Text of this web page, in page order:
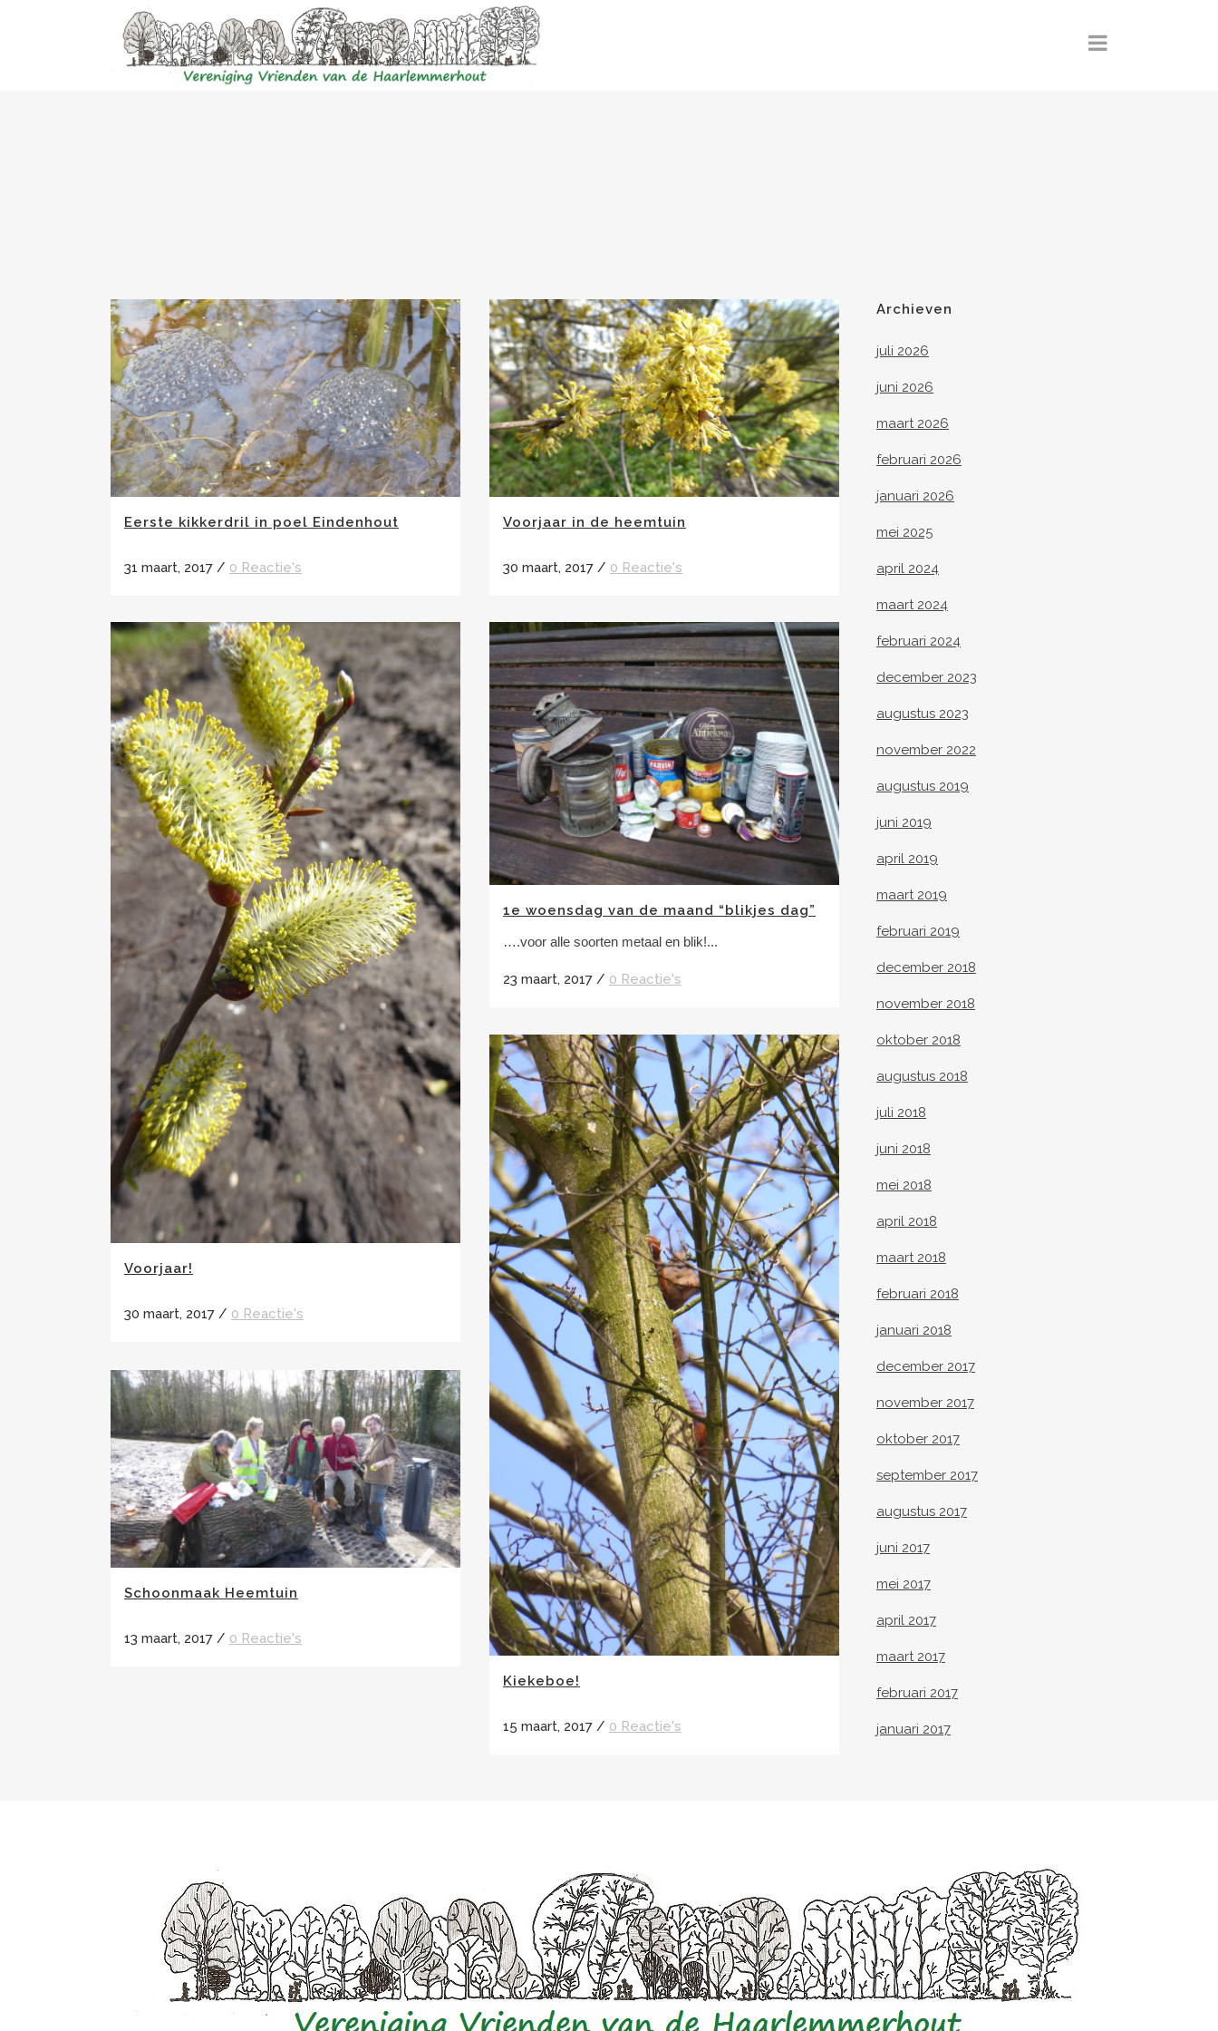
Eerste kikkerdril in poel Eindenhout
31 maart, 2017 / 0 Reactie's
Voorjaar in de heemtuin
30 maart, 2017 / 0 Reactie's
Voorjaar!
30 maart, 2017 / 0 Reactie's
1e woensdag van de maand “blikjes dag”
….voor alle soorten metaal en blik!...
23 maart, 2017 / 0 Reactie's
Kiekeboe!
15 maart, 2017 / 0 Reactie's
Schoonmaak Heemtuin
13 maart, 2017 / 0 Reactie's
Archieven
juli 2026
juni 2026
maart 2026
februari 2026
januari 2026
mei 2025
april 2024
maart 2024
februari 2024
december 2023
augustus 2023
november 2022
augustus 2019
juni 2019
april 2019
maart 2019
februari 2019
december 2018
november 2018
oktober 2018
augustus 2018
juli 2018
juni 2018
mei 2018
april 2018
maart 2018
februari 2018
januari 2018
december 2017
november 2017
oktober 2017
september 2017
augustus 2017
juni 2017
mei 2017
april 2017
maart 2017
februari 2017
januari 2017